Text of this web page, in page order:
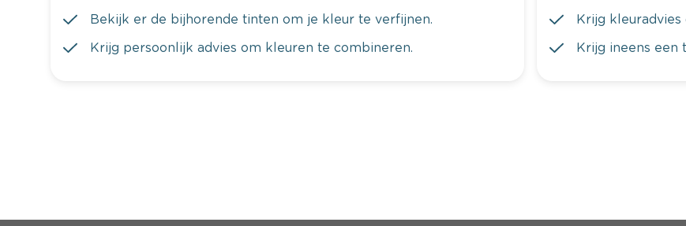
Bekijk er de bijhorende tinten om je kleur te verfijnen.
Krijg persoonlijk advies om kleuren te combineren.
Krijg
Krijg ineens een